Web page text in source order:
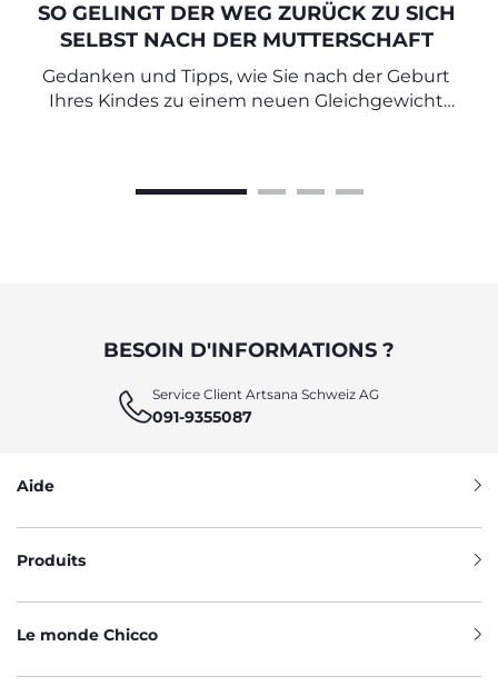
SO GELINGT DER WEG ZURÜCK ZU SICH
SELBST NACH DER MUTTERSCHAFT
Gedanken und Tipps, wie Sie nach der Geburt
Ihres Kindes zu einem neuen Gleichgewicht
BESOIN D'INFORMATIONS ?
Service Client Artsana Schweiz AG
091-9355087
Aide
Produits
Le monde Chicco